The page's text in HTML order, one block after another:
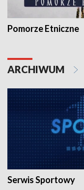
Pomorze Etniczne
ARCHIWUM
Serwis Sportowy